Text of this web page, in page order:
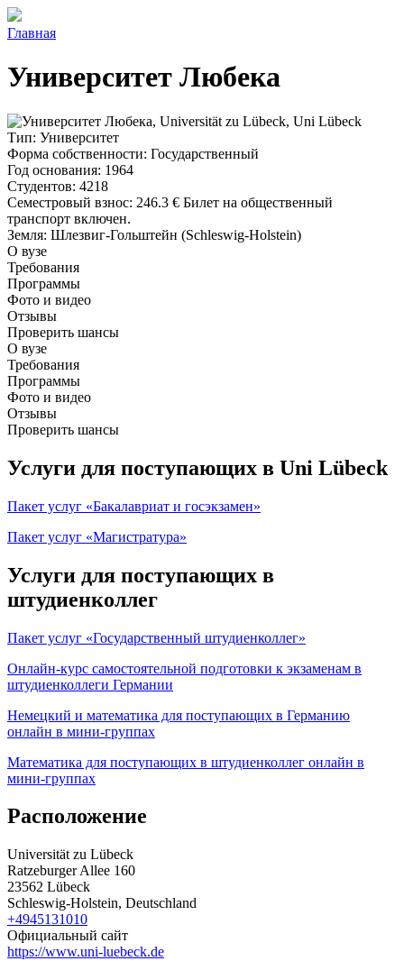
Главная
Университет Любека
Тип: Университет
Форма собственности: Государственный
Год основания: 1964
Студентов: 4218
Семестровый взнос: 246.3 € Билет на общественный
транспорт включен.
Земля: Шлезвиг-Гольштейн (Schleswig-Holstein)
О вузе
Требования
Программы
Фото и видео
Отзывы
Проверить шансы
О вузе
Требования
Программы
Фото и видео
Отзывы
Проверить шансы
Услуги для поступающих в Uni Lübeck
Пакет услуг «Бакалавриат и госэкзамен»
Пакет услуг «Магистратура»
Услуги для поступающих в
штудиенколлег
Пакет услуг «Государственный штудиенколлег»
Онлайн-курс самостоятельной подготовки к экзаменам в
штудиенколлеги Германии
Немецкий и математика для поступающих в Германию
онлайн в мини-группах
Математика для поступающих в штудиенколлег онлайн в
мини-группах
Расположение
Universität zu Lübeck
Ratzeburger Allee 160
23562 Lübeck
Schleswig-Holstein, Deutschland
+4945131010
Официальный сайт
https://www.uni-luebeck.de